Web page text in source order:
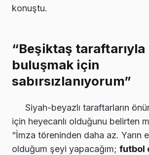
konuştu.
“Beşiktaş taraftarıyla
buluşmak için
sabırsızlanıyorum”
Siyah-beyazlı taraftarların
için heyecanlı olduğunu belirten
“İmza töreninden daha az. Yarın
olduğum şeyi yapacağım; futbol